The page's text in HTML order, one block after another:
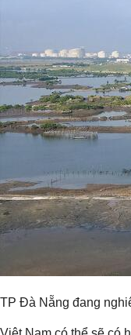
TP Đà Nẵng đang